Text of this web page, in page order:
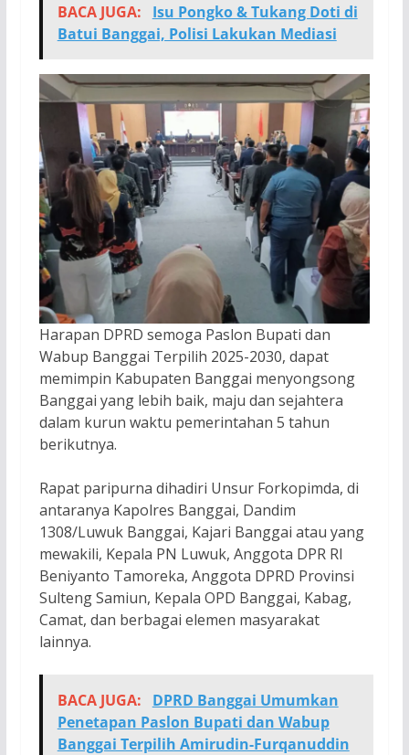
BACA JUGA:
Isu Pongko & Tukang Doti di
Batui Banggai, Polisi Lakukan Mediasi
Harapan DPRD semoga Paslon Bupati dan
Wabup Banggai Terpilih 2025-2030, dapat
memimpin Kabupaten Banggai menyongsong
Banggai yang lebih baik, maju dan sejahtera
dalam kurun waktu pemerintahan 5 tahun
berikutnya.
Rapat paripurna dihadiri Unsur Forkopimda, di
antaranya Kapolres Banggai, Dandim
1308/Luwuk Banggai, Kajari Banggai atau yang
mewakili, Kepala PN Luwuk, Anggota DPR RI
Beniyanto Tamoreka, Anggota DPRD Provinsi
Sulteng Samiun, Kepala OPD Banggai, Kabag,
Camat, dan berbagai elemen masyarakat
lainnya.
BACA JUGA:
DPRD Banggai Umumkan
Penetapan Paslon Bupati dan Wabup
Banggai Terpilih Amirudin-Furqanuddin